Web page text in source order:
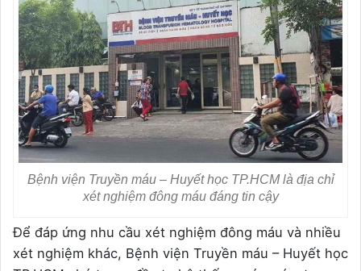
Bệnh viện Truyền máu – Huyết học TP.HCM là địa chỉ
xét nghiệm đông máu đáng tin cậy
Để đáp ứng nhu cầu xét nghiệm đông máu và nhiều
xét nghiệm khác, Bệnh viện Truyền máu – Huyết học